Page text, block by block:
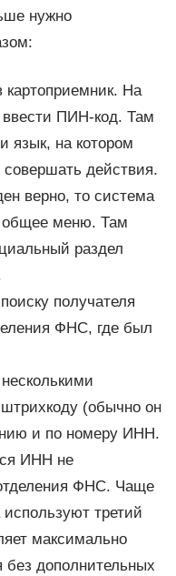
нужно
картоприемник. На
ввести ПИН-код. Там
язык, на котором
совершать действия.
верно, то система
общее меню. Там
раздел
получателя
ФНС, где был
(обычно он
и по номеру ИНН.
ИНН не
ФНС. Чаще
третий
максимально
без дополнительных